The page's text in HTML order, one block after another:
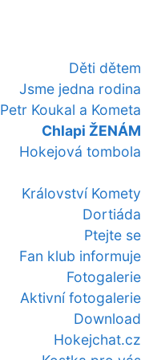
Děti dětem
Jsme jedna rodina
Petr Koukal a Kometa
Chlapi ŽENÁM
Hokejová tombola
Království Komety
Dortiáda
Ptejte se
Fan klub informuje
Fotogalerie
Aktivní fotogalerie
Download
Hokejchat.cz